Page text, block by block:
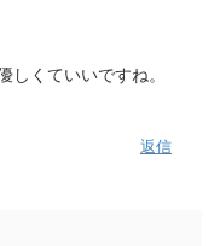
くていいですね。
返信